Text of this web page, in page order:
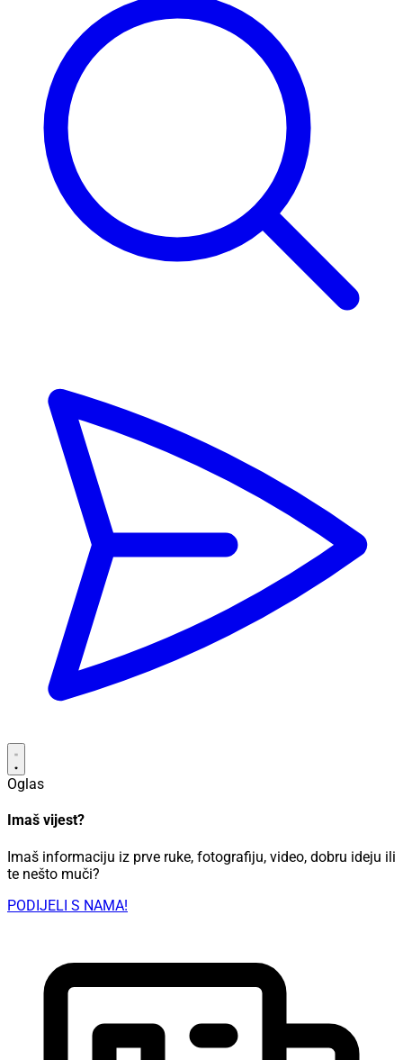
Oglas
Imaš vijest?
Imaš informaciju iz prve ruke, fotografiju, video, dobru ideju ili
te nešto muči?
PODIJELI S NAMA!